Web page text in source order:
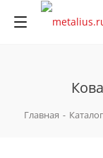
Главная - Каталог